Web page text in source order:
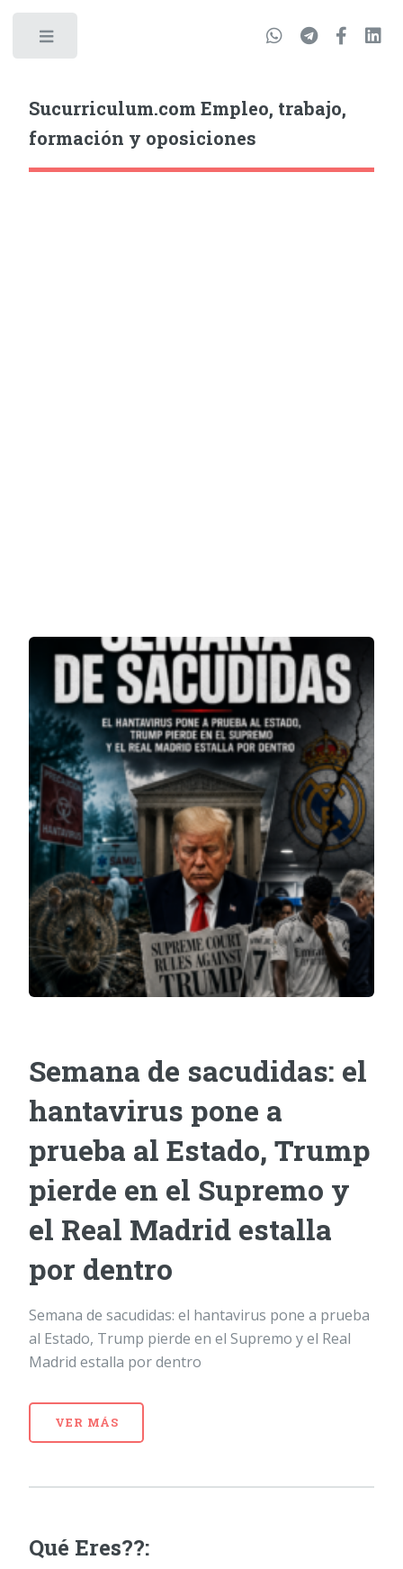
Sucurriculum.com Empleo, trabajo,
formación y oposiciones
Semana de sacudidas: el
hantavirus pone a
prueba al Estado, Trump
pierde en el Supremo y
el Real Madrid estalla
por dentro
Semana de sacudidas: el hantavirus pone a prueba
al Estado, Trump pierde en el Supremo y el Real
Madrid estalla por dentro
VER MÁS
Qué Eres??: